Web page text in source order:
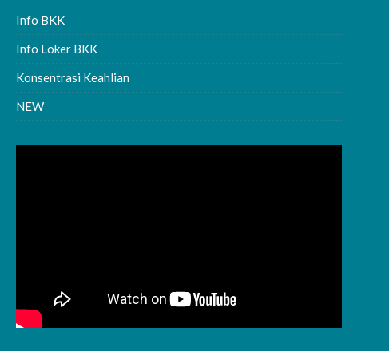
Info BKK
Info Loker BKK
Konsentrasi Keahlian
NEW